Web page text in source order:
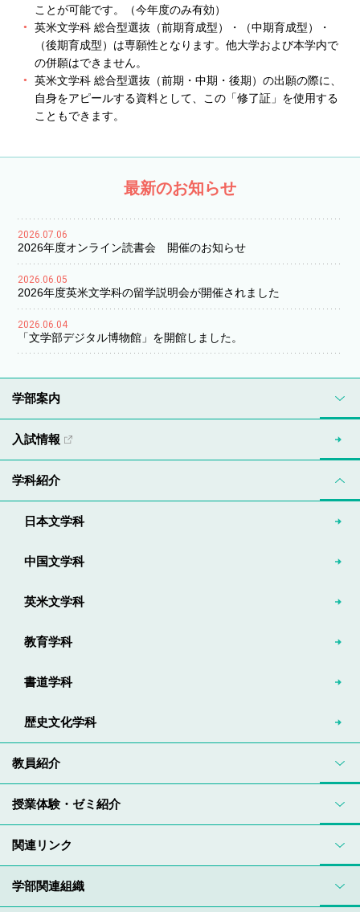
ことが可能です。（今年度のみ有効）
英米文学科 総合型選抜（前期育成型）・（中期育成型）・
（後期育成型）は専願性となります。他大学および本学内で
の併願はできません。
英米文学科 総合型選抜（前期・中期・後期）の出願の際に、
自身をアピールする資料として、この「修了証」を使用する
こともできます。
最新のお知らせ
2026.07.06
2026年度オンライン読書会 開催のお知らせ
2026.06.05
2026年度英米文学科の留学説明会が開催されました
2026.06.04
「文学部デジタル博物館」を開館しました。
学部関連組織
学部案内
入試情報
学科紹介
日本文学科
中国文学科
英米文学科
教育学科
書道学科
歴史文化学科
教員紹介
授業体験・ゼミ紹介
関連リンク